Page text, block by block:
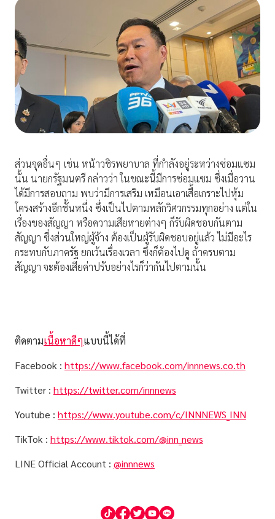
ส่วนจุดอื่นๆ เช่น หน้าวชิรพยาบาล ที่กำลังอยู่ระหว่างซ่อมแซม
นั้น นายกรัฐมนตรี กล่าวว่า ในขณะนี้มีการซ่อมแซม ซึ่งเมื่อวาน
ได้มีการสอบถาม พบว่ามีการเสริม เหมือนเอาเสื้อเกราะไปหุ้ม
โครงสร้างอีกชั้นหนึ่ง ซึ่งเป็นไปตามหลักวิศวกรรมทุกอย่าง แต่ใน
เรื่องของสัญญา หรือความเสียหายต่างๆ ก็รับผิดชอบกันตาม
สัญญา ซึ่งส่วนใหญ่ผู้จ้าง ต้องเป็นผู้รับผิดชอบอยู่แล้ว ไม่มีอะไร
กระทบกับภาครัฐ ยกเว้นเรื่องเวลา ซึ่งก็ต้องไปดู ถ้าครบตาม
สัญญา จะต้องเสียค่าปรับอย่างไรก็ว่ากันไปตามนั้น
ติดตามเนื้อหาดีๆแบบนี้ได้ที่
Facebook : https://www.facebook.com/innnews.co.th
Twitter : https://twitter.com/innnews
Youtube : https://www.youtube.com/c/INNNEWS_INN
TikTok : https://www.tiktok.com/@inn_news
LINE Official Account : @innnews